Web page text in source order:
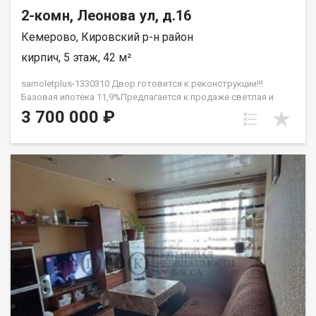
2-комн, Леонова ул, д.16
Кемерово, Кировский р-н район
кирпич, 5 этаж, 42 м²
samoletplus-1330310 Двор готовится к реконструкции!!!
Базовая ипотека 11,9%Предлагается к продаже светлая и
уютная двухкомнатная квартира общей площадью 42 кв.м О
квартире: Состояние: Квартира полностью готова к
укладкой кафеля. По всей площади квартиры установлены
натяжные потолки со встроенными точечными
светильниками. На полу постелен новый линолеум, поклеены
свежие обои. Окна и двери: Установлены новые пластиковые
окна и застекленный балкон (новый пластик). Межкомнатные
и входная двери также абсолютно новые. Техническое
состояние дома: Важное преимущество последнего этажа —
полная замена кровли была произведена в 2023 году, что
гарантирует отсутствие протечек и лишних хлопот для
жильцов.Инфраструктура и локация:Дом расположен в
районе с отличной транспортной доступностью. В шаговой
доступности находятся остановки общественного
3 700 000 ₽